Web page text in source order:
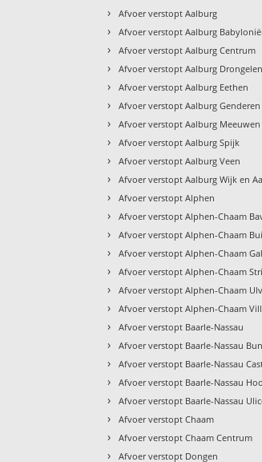
› Afvoer verstopt Aalburg
› Afvoer verstopt Aalburg
› Afvoer verstopt Aalburg Centrum
› Afvoer verstopt Aalburg Drongelen
› Afvoer verstopt Aalburg Eethen
› Afvoer verstopt Aalburg Genderen
› Afvoer verstopt Aalburg Meeuwen
› Afvoer verstopt Aalburg Spijk
› Afvoer verstopt Aalburg Veen
› Afvoer verstopt Aalburg Wijk en
› Afvoer verstopt Alphen
› Afvoer verstopt Alphen-Chaam
› Afvoer verstopt Alphen-Chaam
› Afvoer verstopt Alphen-Chaam
› Afvoer verstopt Alphen-Chaam
› Afvoer verstopt Alphen-Chaam
› Afvoer verstopt Alphen-Chaam
› Afvoer verstopt Baarle-Nassau
› Afvoer verstopt Baarle-Nassau
› Afvoer verstopt Baarle-Nassau
› Afvoer verstopt Baarle-Nassau
› Afvoer verstopt Baarle-Nassau
› Afvoer verstopt Chaam
› Afvoer verstopt Chaam Centrum
› Afvoer verstopt Dongen